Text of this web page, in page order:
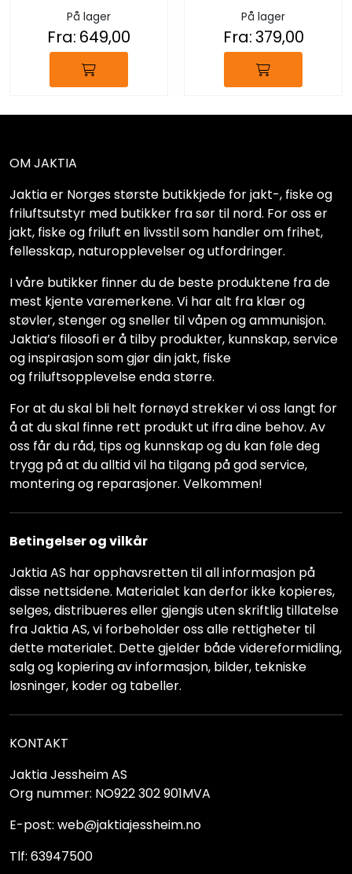
På lager
Fra: 649,00
På lager
Fra:379,00
OM JAKTIA
Jaktia er Norges største butikkjede for jakt-, fiske og
friluftsutstyr med butikker fra sør til nord. For oss er
jakt, fiske og friluft en livsstil som handler om frihet,
fellesskap, naturopplevelser og utfordringer.
I våre butikker finner du de beste produktene fra de
mest kjente varemerkene. Vi har alt fra klær og
støvler, stenger og sneller til våpen og ammunisjon.
Jaktia’s filosofi er å tilby produkter, kunnskap, service
og inspirasjon som gjør din jakt, fiske
og friluftsopplevelse enda større.
For at du skal bli helt fornøyd strekker vi oss langt for
å at du skal finne rett produkt ut ifra dine behov. Av
oss får du råd, tips og kunnskap og du kan føle deg
trygg på at du alltid vil ha tilgang på god service,
montering og reparasjoner. Velkommen!
Betingelser og vilkår
Jaktia AS har opphavsretten til all informasjon på
disse nettsidene. Materialet kan derfor ikke kopieres,
selges, distribueres eller gjengis uten skriftlig tillatelse
fra Jaktia AS, vi forbeholder oss alle rettigheter til
dette materialet. Dette gjelder både videreformidling,
salg og kopiering av informasjon, bilder, tekniske
løsninger, koder og tabeller.
KONTAKT
Jaktia Jessheim AS
Org nummer: NO922 302 901MVA
E-post: web@jaktiajessheim.no
Tlf: 63947500